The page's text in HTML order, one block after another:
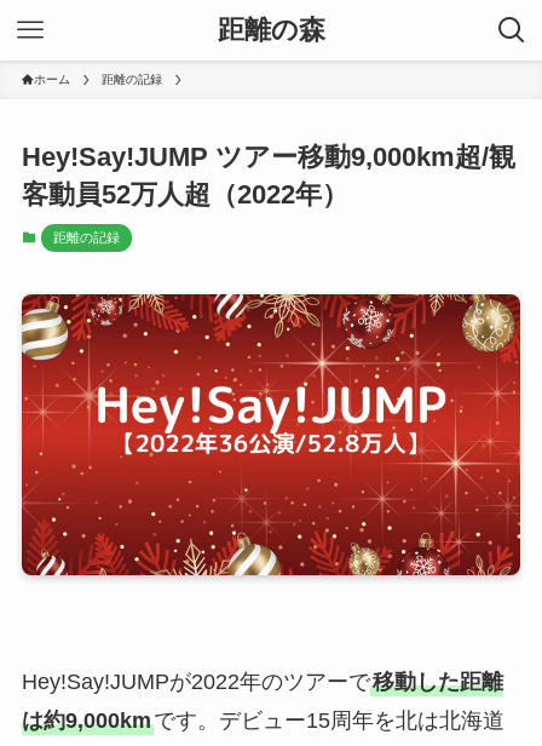
距離の森
ホーム 距離の記録
Hey!Say!JUMP ツアー移動9,000km超/観
客動員52万人超（2022年）
距離の記録
Hey!Say!JUMPが2022年のツアーで移動した距離
は約9,000kmです。デビュー15周年を北は北海道